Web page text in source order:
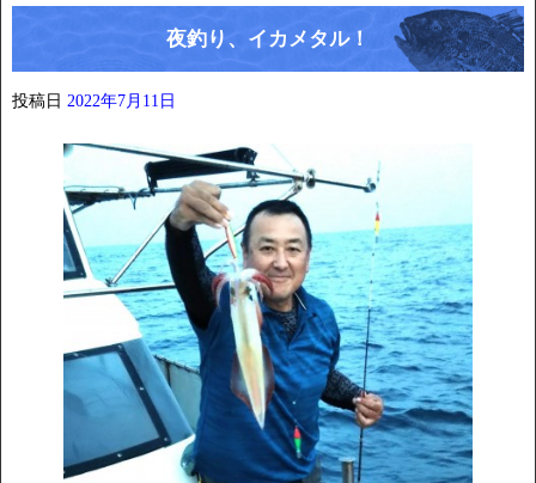
夜釣り、イカメタル！
投稿日 2022年7月11日